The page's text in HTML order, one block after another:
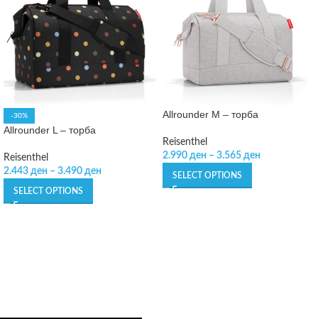
-30%
Allrounder L – торба
Reisenthel
2.443 ден – 3.490 ден
SELECT OPTIONS
Allrounder M – торба
Reisenthel
2.990 ден – 3.565 ден
SELECT OPTIONS